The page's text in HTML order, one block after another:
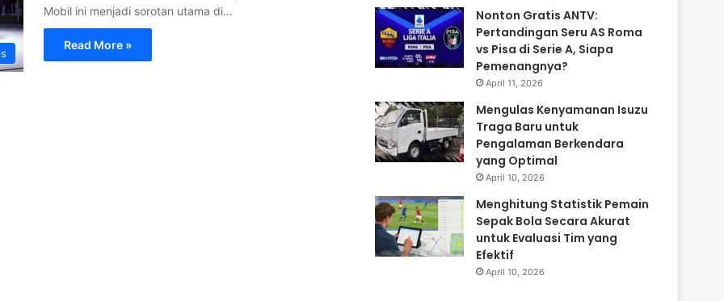
Mobil ini menjadi sorotan utama di…
Read More »
Nonton Gratis ANTV:
Pertandingan Seru AS Roma
vs Pisa di Serie A, Siapa
Pemenangnya?
April 11, 2026
Mengulas Kenyamanan Isuzu
Traga Baru untuk
Pengalaman Berkendara
yang Optimal
April 10, 2026
Menghitung Statistik Pemain
Sepak Bola Secara Akurat
untuk Evaluasi Tim yang
Efektif
April 10, 2026